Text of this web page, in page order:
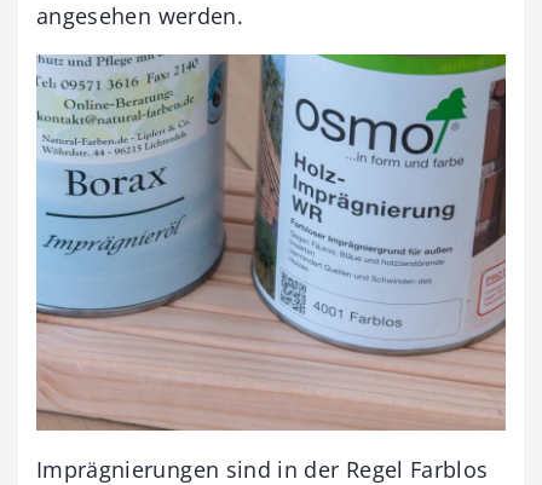
angesehen werden.
Imprägnierungen sind in der Regel Farblos